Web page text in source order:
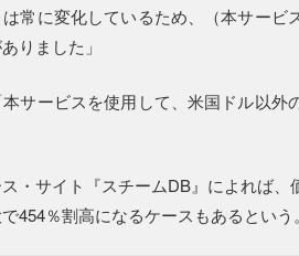
常に変化しているため、（本サー
りました」
サービスを使用して、米国ドル以
・サイト『スチームDB』によれば
454％割高になるケースもあるという。